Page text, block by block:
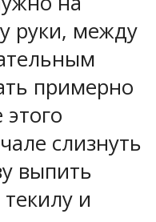
руки, между
примерно
слизнуть
выпить
и